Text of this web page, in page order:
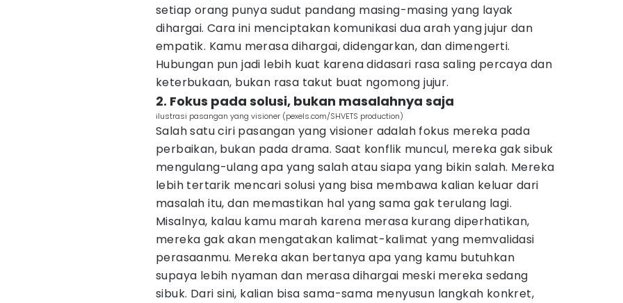
setiap orang punya sudut pandang masing-masing yang layak
dihargai. Cara ini menciptakan komunikasi dua arah yang jujur dan
empatik. Kamu merasa dihargai, didengarkan, dan dimengerti.
Hubungan pun jadi lebih kuat karena didasari rasa saling percaya dan
keterbukaan, bukan rasa takut buat ngomong jujur.
2. Fokus pada solusi, bukan masalahnya saja
ilustrasi pasangan yang visioner (pexels.com/SHVETS production)
Salah satu ciri pasangan yang visioner adalah fokus mereka pada
perbaikan, bukan pada drama. Saat konflik muncul, mereka gak sibuk
mengulang-ulang apa yang salah atau siapa yang bikin salah. Mereka
lebih tertarik mencari solusi yang bisa membawa kalian keluar dari
masalah itu, dan memastikan hal yang sama gak terulang lagi.
Misalnya, kalau kamu marah karena merasa kurang diperhatikan,
mereka gak akan mengatakan kalimat-kalimat yang memvalidasi
perasaanmu. Mereka akan bertanya apa yang kamu butuhkan
supaya lebih nyaman dan merasa dihargai meski mereka sedang
sibuk. Dari sini, kalian bisa sama-sama menyusun langkah konkret,